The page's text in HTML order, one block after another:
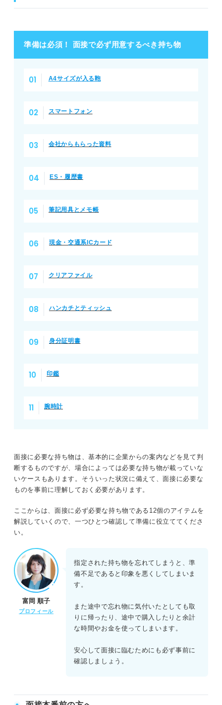
準備は必須！ 面接で必ず用意するべき持ち物
A4サイズが入る鞄
スマートフォン
会社からもらった資料
ES・履歴書
筆記用具とメモ帳
現金・交通系ICカード
クリアファイル
ハンカチとティッシュ
身分証明書
印鑑
腕時計
面接に必要な持ち物は、基本的に企業からの案内などを見て判
断するものですが、場合によっては必要な持ち物が載っていな
いケースもあります。そういった状況に備えて、面接に必要な
ものを事前に理解しておく必要があります。
ここからは、面接に必ず必要な持ち物である12個のアイテムを
解説していくので、一つひとつ確認して準備に役立ててくださ
い。
富岡 順子
プロフィール
指定された持ち物を忘れてしまうと、準
備不足であると印象を悪くしてしまいま
す。
また途中で忘れ物に気付いたとしても取
りに帰ったり、途中で購入したりと余計
な時間やお金を使ってしまいます。
安心して面接に臨むためにも必ず事前に
確認しましょう。
面接で必ず用意するべき持ち物
②スマートフォン
③会社からもらった資料
⑤筆記用具とメモ帳
⑥現金・交通系ICカード
⑧ハンカチとティッシュ
⑨身分証明書
⑪腕時計
面接であると役立つ持ち物
②緊急時に役立つアイテム
③宿泊をともなう場合に役立つアイテム
面接に必要な持ち物を理解して準備万端の状態で選考に臨
もう